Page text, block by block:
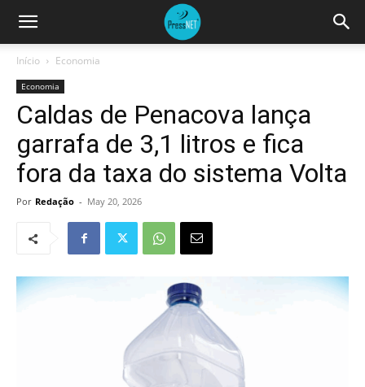
Início Economia
Economia
Caldas de Penacova lança
garrafa de 3,1 litros e fica
fora da taxa do sistema Volta
Por Redação - May 20, 2026